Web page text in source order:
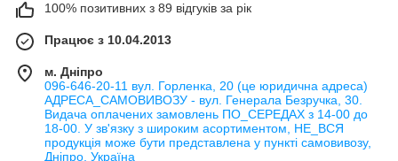
100% позитивних з 89 відгуків за рік
Працює з 10.04.2013
м. Дніпро
096-646-20-11 вул. Горленка, 20 (це юридична адреса)
АДРЕСА_САМОВИВОЗУ - вул. Генерала Безручка, 30.
Видача оплачених замовлень ПО_СЕРЕДАХ з 14-00 до
18-00. У зв'язку з широким асортиментом, НЕ_ВСЯ
продукція може бути представлена у пункті самовивозу,
Дніпро, Україна